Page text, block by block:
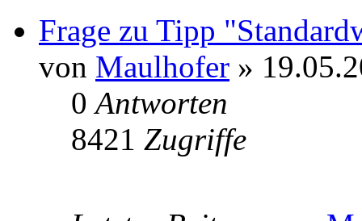
Frage zu Tipp
von Maulhofer »
0Antworten
8421 Zugriffe